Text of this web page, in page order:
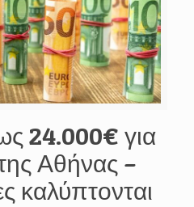
24.000€ για
Αθήνας –
καλύπτονται